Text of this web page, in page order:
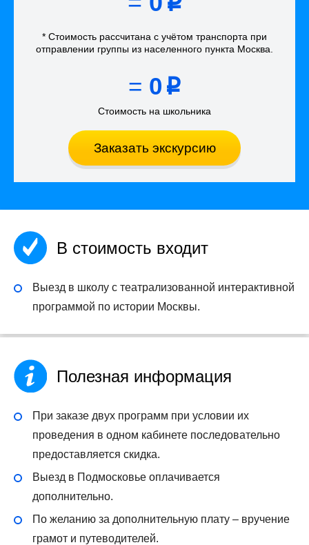
* Стоимость рассчитана с учётом транспорта при
отправлении группы из населенного пункта Москва
= 0 p
Стоимость на школьника
Заказать экскурсию
В стоимость входит
Выезд в школу с театрализованной интерактивной
программой по истории Москвы.
Полезная информация
При заказе двух программ при условии их
проведения в одном кабинете последовательно
предоставляется скидка.
Выезд в Подмосковье оплачивается
дополнительно.
По желанию за дополнительную плату – вручение
грамот и путеводителей.